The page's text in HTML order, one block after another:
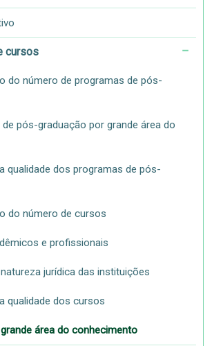
cursos
do número de programas de pós-
pós-graduação por grande área do
qualidade dos programas de pós-
do número de cursos
e profissionais
jurídica das instituições
qualidade dos cursos
área do conhecimento